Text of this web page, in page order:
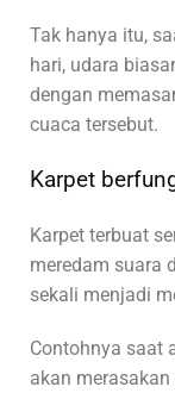
Tak hanya itu,
hari, udara
dengan
cuaca tersebut.
Karpet
Karpet terbuat
meredam suara
sekali menjadi
Contohnya saat
akan